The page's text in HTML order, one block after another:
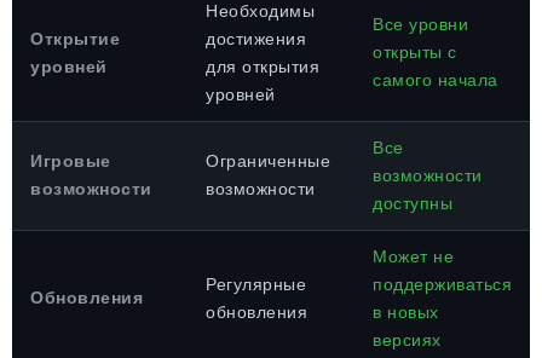
Открытие
уровней
Необходимы
достижения
для открытия
уровней
Все уровни
открыты с
самого начала
Игровые
возможности
Ограниченные
возможности
Все
возможности
доступны
Обновления
Регулярные
обновления
Может не
поддерживаться
в новых
версиях